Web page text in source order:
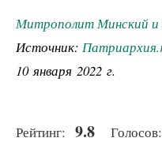
Митрополит Минский и
Источник:
10 января 2022 г.
Рейтинг: 9.8 Голосов: